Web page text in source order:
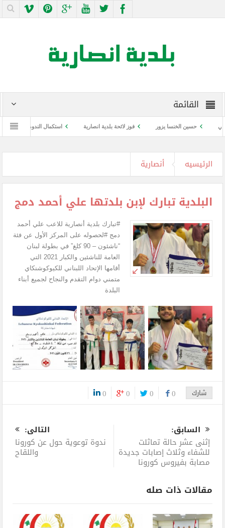
القائمة
حسين الخنسا يزور فوز لائحة بلدية انصارية استكمال الندوة التوعوية عن
الرئيسيه أنصارية
البلدية تبارك لإبن بلدتها علي أحمد دمج
#تبارك بلدية أنصارية للاعب علي أحمد
دمج #لحصوله على المركز الأول عن فئة
“ناشئون – 90 كلغ” في بطولة لبنان
العامة للناشئين والكبار 2021 التي
أقامها الإتحاد اللبناني للكيوكوشنكاي
متمني دوام التقدم والنجاح لجميع أبناء
البلدة
شارك 0
0
0
0
السابق:
إثنى عشر حالة تماثلت
للشفاء وثلاث إصابات جديدة
مصابة بفيروس كورونا
التالى:
ندوة توعوية حول عن كورونا
واللقاح
مقالات ذات صله